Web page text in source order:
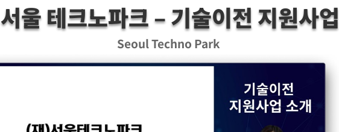
서울 테크노파크 – 기술이전 지원사업
Seoul Techno Park